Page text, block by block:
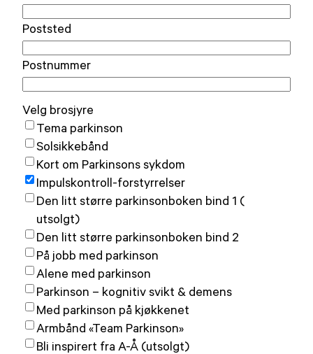
Poststed
Postnummer
Velg brosjyre
Tema parkinson
Solsikkebånd
Kort om Parkinsons sykdom
Impulskontroll-forstyrrelser
Den litt større parkinsonboken bind 1 (
utsolgt)
Den litt større parkinsonboken bind 2
På jobb med parkinson
Alene med parkinson
Parkinson – kognitiv svikt & demens
Med parkinson på kjøkkenet
Armbånd «Team Parkinson»
Bli inspirert fra A-Å (utsolgt)